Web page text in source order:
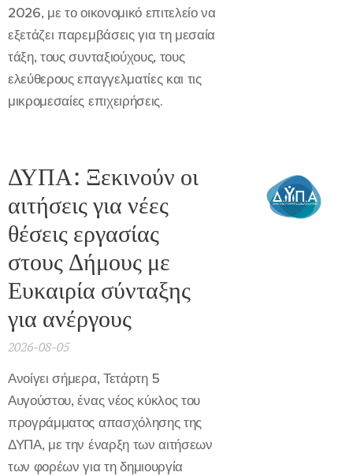
2026, με το οικονομικό επιτελείο να
εξετάζει παρεμβάσεις για τη μεσαία
τάξη, τους συνταξιούχους, τους
ελεύθερους επαγγελματίες και τις
μικρομεσαίες επιχειρήσεις.
ΔΥΠΑ: Ξεκινούν οι
αιτήσεις για νέες
θέσεις εργασίας
στους Δήμους με
Ευκαιρία σύνταξης
για ανέργους
2026-08-05
Ανοίγει σήμερα, Τετάρτη 5
Αυγούστου, ένας νέος κύκλος του
προγράμματος απασχόλησης της
ΔΥΠΑ, με την έναρξη των αιτήσεων
των φορέων για τη δημιουργία